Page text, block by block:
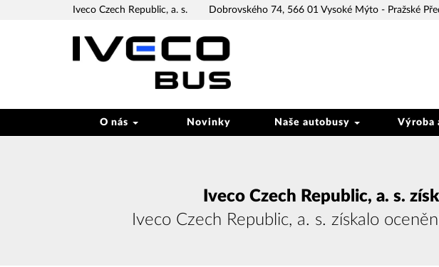
Iveco Czech Republic, a. s. Dobrovského 74, 566 01 Vysoké Mýto - Pražské
O nás Novinky Naše autobusy Výroba
Iveco Czech Republic, a. s.
Iveco Czech Republic, a. s. získalo